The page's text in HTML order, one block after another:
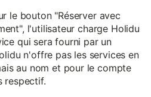
le bouton "Réserver avec
l'utilisateur charge Holidu
qui sera fourni par un
n'offre pas les services en
au nom et pour le compte
respectif.